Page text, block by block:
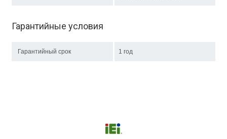
Гарантийные условия
Гарантийный срок 1 год